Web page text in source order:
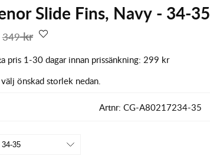
Slide Fins, Navy - 34-35
349kr
pris 1-30 dagar innan prissänkning: 299 kr
önskad storlek nedan.
Artnr:CG-A80217234-35